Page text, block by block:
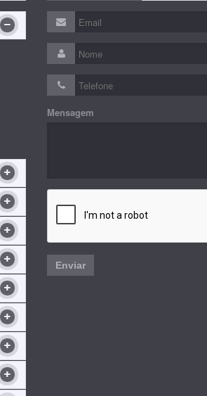
Mensagem
Enviar